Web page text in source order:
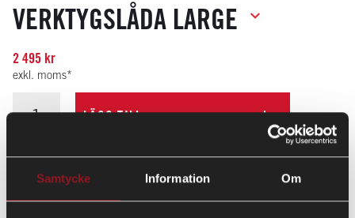
Samtycke Information Om
VERKTYGSLÅDA LARGE
2 495 kr
exkl. moms*
LÄGG TILL
Svart låsbar verktygslåda med tryckande tätning och